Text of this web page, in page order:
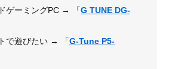
ゲーミングPC → 「G TUNE DG-
で遊びたい → 「G-Tune P5-